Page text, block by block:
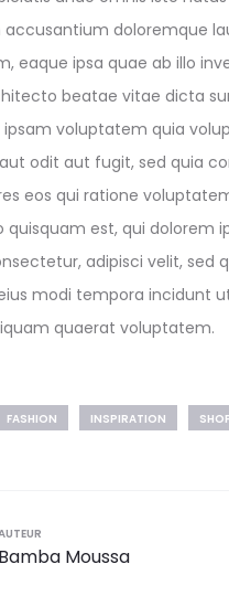
doloremque
eaque ipsa quae ab illo
beatae vitae dicta
voluptatem quia
odit aut fugit, sed quia
eos qui ratione
quisquam est, qui dolorem
adipisci velit, sed
modi tempora incidunt
quaerat voluptatem.
FASHION INSPIRATION
Bamba Moussa